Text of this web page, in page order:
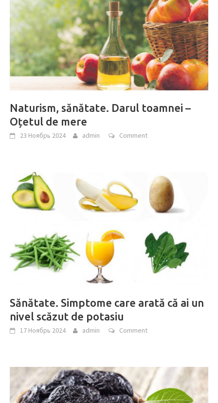
Naturism, sănătate. Darul toamnei –
Oțetul de mere
23 Ноябрь 2024 admin Comment
Sănătate. Simptome care arată că ai un
nivel scăzut de potasiu
17 Ноябрь 2024 admin Comment